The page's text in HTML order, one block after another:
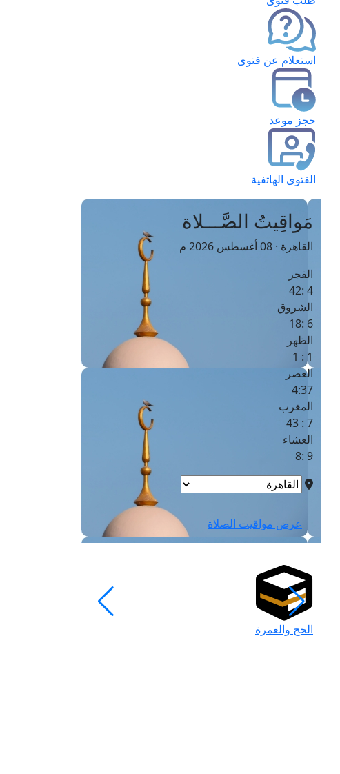
استعلام عن فتوى
حجز موعد
الفتوى الهاتفية
مَواقِيتُ الصَّـــلاة
القاهرة · 08 أغسطس 2026 م
الفجر
4 :42
الشروق
6 :18
الظهر
1 : 1
العصر
4:37
المغرب
7 : 43
العشاء
9 :8
عرض مواقيت الصلاة
الحج والعمرة